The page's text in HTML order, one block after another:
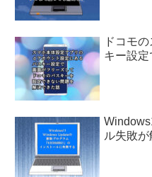
ドコモ
キー設
ル失敗が